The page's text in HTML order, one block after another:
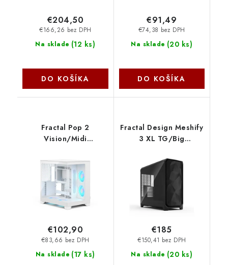
Na sklade (12 ks)
€166,26 bez DPH
€204,50
DO KOŠÍKA
Na sklade (20 ks)
€74,38 bez DPH
€91,49
DO KOŠÍKA
Fractal Pop 2
Vision/Midi
FD-C-POV2A-03 Fractal
Design
Na sklade (17 ks)
€83,66 bez DPH
€102,90
Fractal Design Meshify
3 XL TG/Big
Čierna FD-C-MES3X-02
Na sklade (20 ks)
€150,41 bez DPH
€185